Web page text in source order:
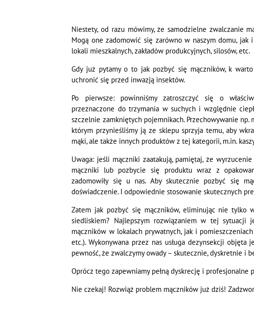
Niestety, od razu mówimy, że samodzielne zwalczanie
Mogą one zadomowić się zarówno w naszym domu,
lokali mieszkalnych, zakładów produkcyjnych, silosów, etc.
Gdy już pytamy o to jak pozbyć się mączników, k
uchronić się przed inwazją insektów.
Po pierwsze: powinniśmy zatroszczyć się o
przeznaczone do trzymania w suchych i względnie
szczelnie zamkniętych pojemnikach. Przechowywanie
którym przynieśliśmy ją ze sklepu sprzyja temu, aby
mąki, ale także innych produktów z tej kategorii, m.in.
Uwaga: jeśli mączniki zaatakują, pamiętaj, że
mączniki lub pozbycie się produktu wraz z
zadomowiły się u nas. Aby skutecznie pozbyć się
doświadczenie. I odpowiednie stosowanie skutecznych
Zatem jak pozbyć się mączników, eliminując nie tylko
siedliskiem? Najlepszym rozwiązaniem w tej sytuacji
mączników w lokalach prywatnych, jak i
etc.). Wykonywana przez nas usługa dezynsekcji
pewność, że zwalczymy owady – skutecznie, dyskretnie i
Oprócz tego zapewniamy pełną dyskrecję i profesjonalne
Nie czekaj! Rozwiąż problem mączników już dziś!